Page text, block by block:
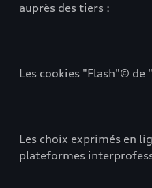
auprès des tiers :
Les cookies "Flash"© de
Les choix exprimés en
plateformes